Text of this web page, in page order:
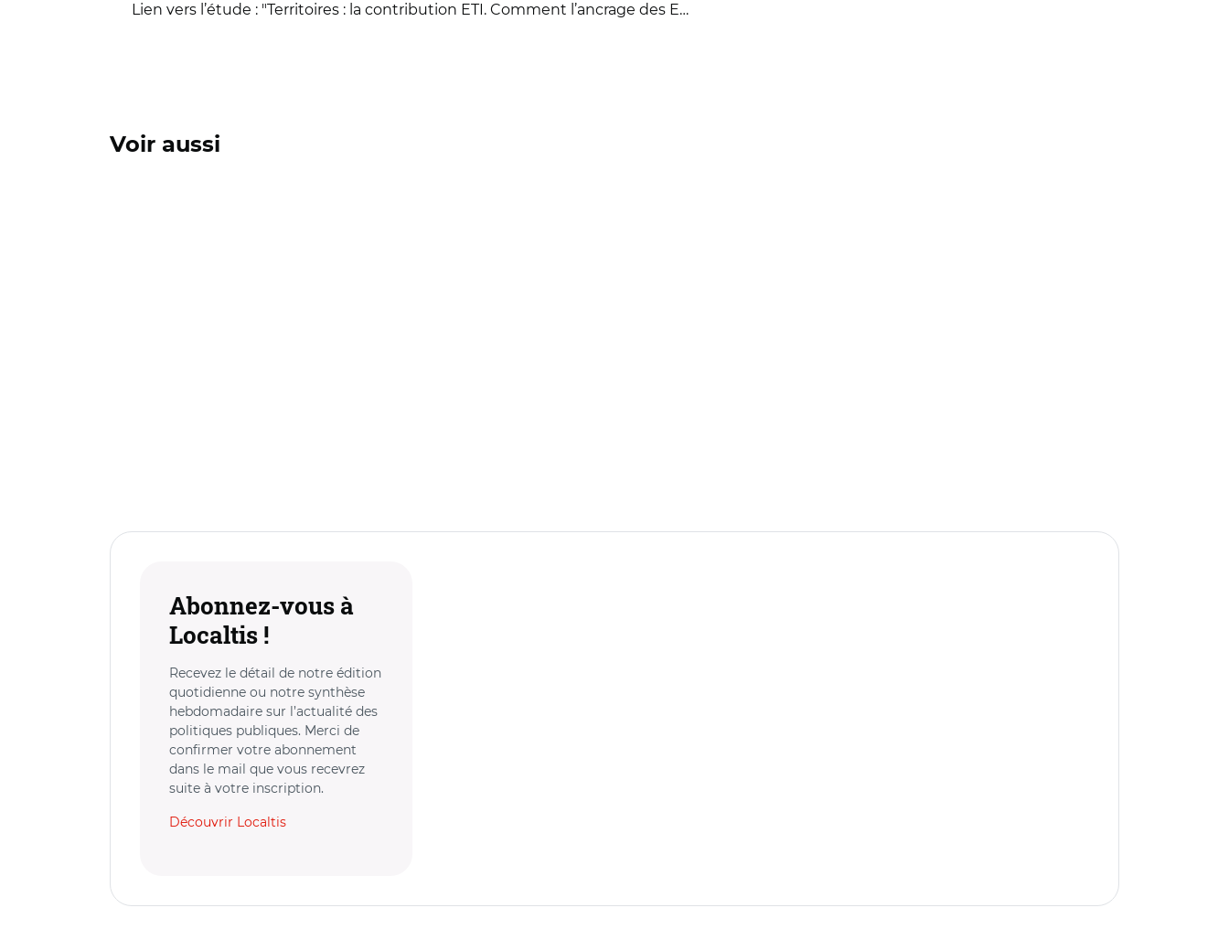
Lien vers l’étude : "Territoires : la contribution ETI. Comment l’ancrage des E…
Voir aussi
Abonnez-vous à
Localtis !
Recevez le détail de notre édition
quotidienne ou notre synthèse
hebdomadaire sur l’actualité des
politiques publiques. Merci de
confirmer votre abonnement
dans le mail que vous recevrez
suite à votre inscription.
Découvrir Localtis